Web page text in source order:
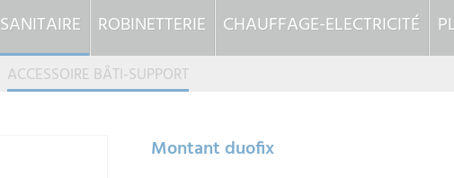
SANITAIRE ROBINETTERIE CHAUFFAGE-ELECTRICITÉ
ACCESSOIRE BÂTI-SUPPORT
Montant duofix